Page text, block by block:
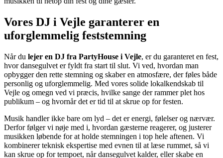
Vores DJ i Vejle garanterer en
uforglemmelig feststemning
Når du lejer en DJ fra PartyHouse i Vejle, er du garanteret en fest,
hvor dansegulvet er fyldt fra start til slut. Vi ved, hvordan man
opbygger den rette stemning og skaber en atmosfære, der føles både
personlig og uforglemmelig. Med vores solide lokalkendskab til
Vejle og omegn ved vi præcis, hvilke sange der rammer plet hos
publikum – og hvornår det er tid til at skrue op for festen.
Musik handler ikke bare om lyd – det er energi, følelser og nærvær.
Derfor følger vi nøje med i, hvordan gæsterne reagerer, og justerer
musikken løbende for at holde stemningen i top hele aftenen. Vi
kombinerer teknisk ekspertise med evnen til at læse rummet, så vi
kan skrue op for tempoet, når dansegulvet kalder, eller skabe en